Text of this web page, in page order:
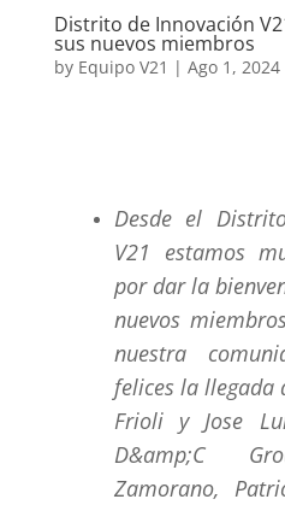
Distrito de Innovación
sus nuevos miembros
by Equipo V21 | Ago 1, 2024
Desde el
V21 estamos
por dar la
nuevos
nuestra
felices la llegada
Frioli y Jose
D&amp;C
Zamorano,